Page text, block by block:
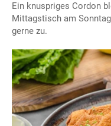
Ein knuspriges Cordon
Mittagstisch am
gerne zu.